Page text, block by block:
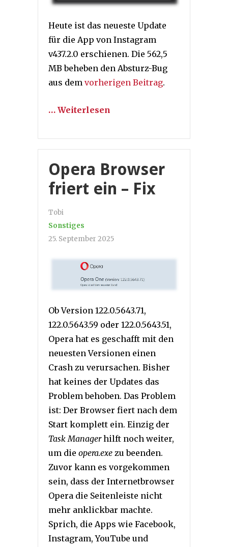
Heute ist das neueste Update
für die App von Instagram
v437.2.0 erschienen. Die 562,5
MB beheben den Absturz-Bug
aus dem vorherigen Beitrag.
… Weiterlesen
Opera Browser
friert ein – Fix
Tobi
Sonstiges
25. September 2025
Ob Version 122.0.5643.71,
122.0.5643.59 oder 122.0.5643.51,
Opera hat es geschafft mit den
neuesten Versionen einen
Crash zu verursachen. Bisher
hat keines der Updates das
Problem behoben. Das Problem
ist: Der Browser fiert nach dem
Start komplett ein. Einzig der
Task Managerhilft noch weiter,
um die opera.exe zu beenden.
Zuvor kann es vorgekommen
sein, dass der Internetbrowser
Opera die Seitenleiste nicht
mehr anklickbar machte.
Sprich, die Apps wie Facebook,
Instagram, YouTube und